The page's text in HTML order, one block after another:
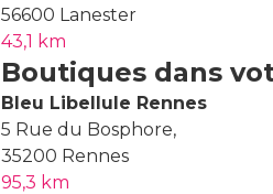
56600 Lanester
43,1 km
Boutiques dans
Bleu Libellule Rennes
5 Rue du Bosphore,
35200 Rennes
95,3 km